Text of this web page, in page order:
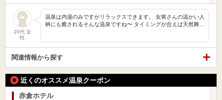
20代 女
性
温泉は内湯のみですがリラックスできます。 女将さんの温かい人
柄にも癒されるそんな温泉ですね〜 タイミングが合えば天然舞…
関連情報から探す
近くのオススメ温泉クーポン
赤倉ホテル